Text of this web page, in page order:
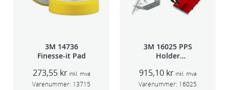
3M 14736
Finesse-it Pad
273,55 kr inkl. mva
Varenummer: 13715
3M 16025 PPS
Holder
915,10 kr inkl. mva
Varenummer: 16025